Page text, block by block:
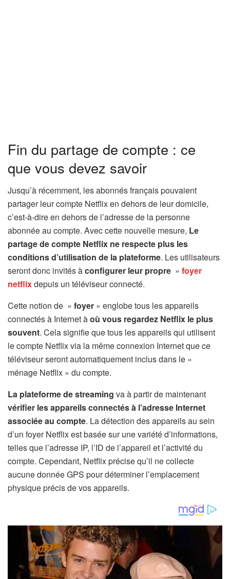
Fin du partage de compte : ce
que vous devez savoir
Jusqu’à récemment, les abonnés français pouvaient
partager leur compte Netflix en dehors de leur domicile,
c’est-à-dire en dehors de l’adresse de la personne
abonnée au compte. Avec cette nouvelle mesure, Le
partage de compte Netflix ne respecte plus les
conditions d’utilisation de la plateforme. Les utilisateurs
seront donc invités àconfigurer leur propre » foyer
netflixdepuis un téléviseur connecté.
Cette notion de » foyer » englobe tous les appareils
connectés à Internet àoù vous regardez Netflix le plus
souvent. Cela signifie que tous les appareils qui utilisent
le compte Netflix via la même connexion Internet que ce
téléviseur seront automatiquement inclus dans le «
ménage Netflix » du compte.
La plateforme de streaming va à partir de maintenant
vérifier les appareils connectés à l’adresse Internet
associée au compte. La détection des appareils au sein
d’un foyer Netflix est basée sur une variété d’informations,
telles que l’adresse IP, l’ID de l’appareil et l’activité du
compte. Cependant, Netflix précise qu’il ne collecte
aucune donnée GPS pour déterminer l’emplacement
physique précis de vos appareils.